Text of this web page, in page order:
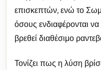
επισκεπτών, ενώ το
όσους ενδιαφέρονται
βρεθεί διαθέσιμο
Τονίζει πως η λύση